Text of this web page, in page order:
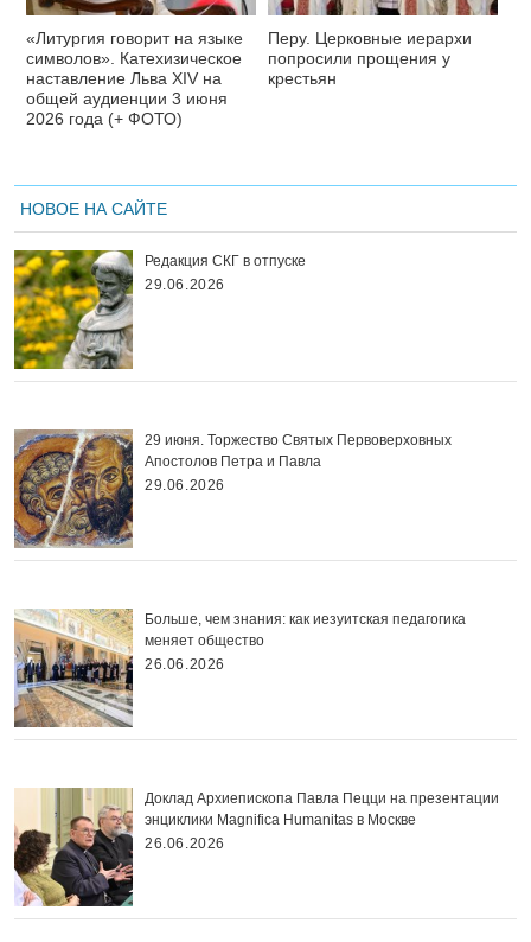
«Литургия говорит на языке
символов». Катехизическое
наставление Льва XIV на
общей аудиенции 3 июня
2026 года (+ ФОТО)
Перу. Церковные иерархи
попросили прощения у
крестьян
НОВОЕ НА САЙТЕ
Редакция СКГ в отпуске
29.06.2026
29 июня. Торжество Святых Первоверховных
Апостолов Петра и Павла
29.06.2026
Больше, чем знания: как иезуитская педагогика
меняет общество
26.06.2026
Доклад Архиепископа Павла Пецци на презентации
энциклики Magnifica Нumanitas в Москве
26.06.2026